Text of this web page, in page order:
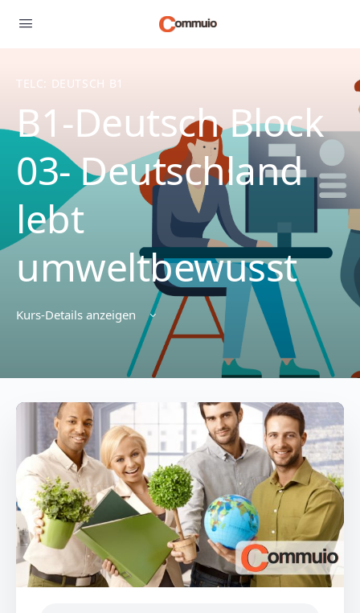
TELC: DEUTSCH B1
B1-Deutsch Block
03- Deutschland
lebt
umweltbewusst
Kurs-Details anzeigen